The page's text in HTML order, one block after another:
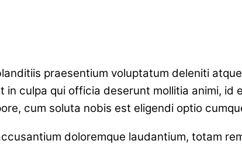
praesentium voluptatum deleniti
culpa qui officia deserunt mollitia animi, id
cum soluta nobis est eligendi optio
doloremque laudantium, totam